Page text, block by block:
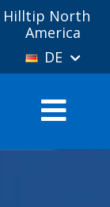
Hilltip North
America
DE